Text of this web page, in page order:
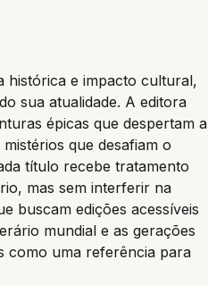
histórica e impacto cultural,
sua atualidade. A editora
épicas que despertam a
que desafiam o
título recebe tratamento
mas sem interferir na
buscam edições acessíveis
mundial e as gerações
como uma referência para